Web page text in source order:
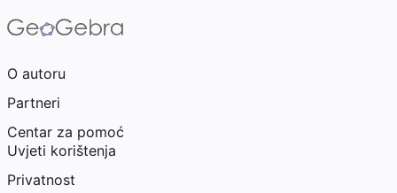
O autoru
Partneri
Centar za pomoć
Uvjeti korištenja
Privatnost